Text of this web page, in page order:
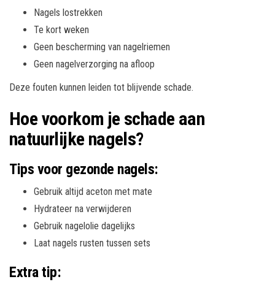
Nagels lostrekken
Te kort weken
Geen bescherming van nagelriemen
Geen nagelverzorging na afloop
Deze fouten kunnen leiden tot blijvende schade.
Hoe voorkom je schade aan
natuurlijke nagels?
Tips voor gezonde nagels:
Gebruik altijd aceton met mate
Hydrateer na verwijderen
Gebruik nagelolie dagelijks
Laat nagels rusten tussen sets
Extra tip: